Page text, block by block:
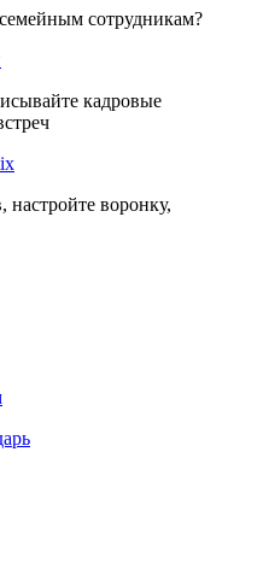
сотрудникам?
кадровые
настройте воронку,